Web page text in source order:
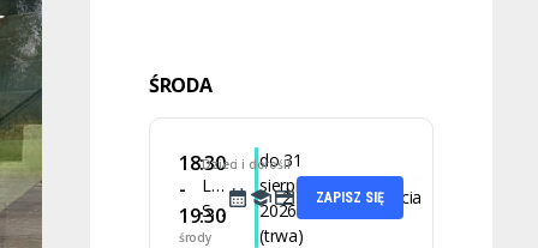
ŚRODA
18:30
-
19:30
środy
Dzieci i dorośli
Latino
Solo
do 31
sierpnia
2026
(trwa)
2 lekcje35 zł za zajęcia
ZAPISZ SIĘ